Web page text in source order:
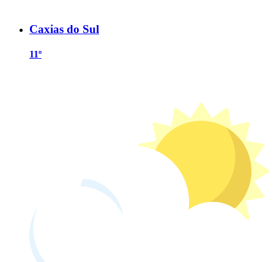
Caxias do Sul
11º